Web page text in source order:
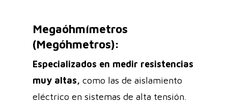
Megaóhmímetros
(Megóhmetros):
Especializados en medir resistencias
muy altas, como las de aislamiento
eléctrico en sistemas de alta tensión.